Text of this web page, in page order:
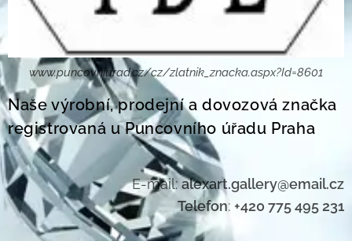
www.puncovniurad.cz/cz/zlatnik_znacka.aspx?Id=8601
Naše výrobní, prodejní a dovozová značka
registrovaná u Puncovního úřadu Praha
E-mail:alexart.gallery@email.cz
Telefon: +420 775 495 231